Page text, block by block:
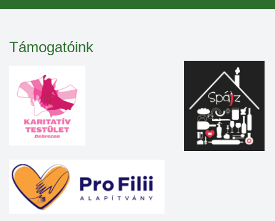
Támogatóink